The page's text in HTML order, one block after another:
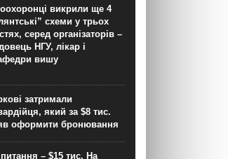
начальник тилу 12-ї
призначення НГУ “Азов”,
дотичних до репресій...
викрили ще 4
схеми у трьох
серед організаторів –
НГУ, лікар і
вишу
затримали
який за $8 тис.
оформити бронювання
питання – $15 тис. На